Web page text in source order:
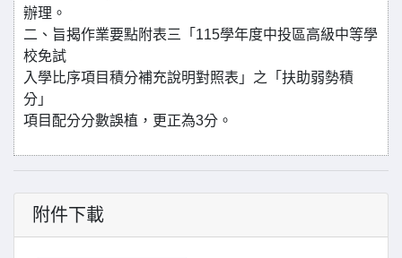
辦理。
二、旨揭作業要點附表三「115學年度中投區高級中等學
校免試
入學比序項目積分補充說明對照表」之「扶助弱勢積
分」
項目配分分數誤植，更正為3分。
附件下載